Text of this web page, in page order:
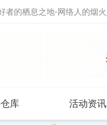
的栖息之地-网络人的烟火
库 活动资讯